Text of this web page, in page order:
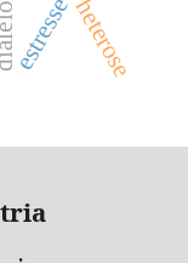
heterose